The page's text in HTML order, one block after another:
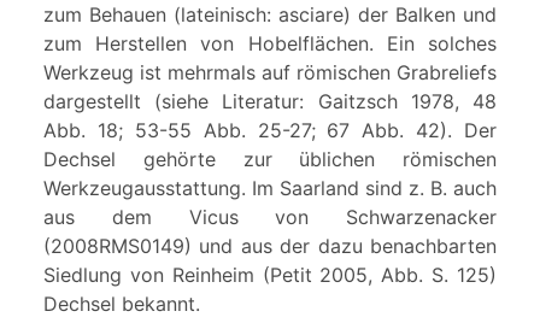
zum Behauen (lateinisch: asciare) der Balken und
zum Herstellen von Hobelflächen. Ein solches
Werkzeug ist mehrmals auf römischen Grabreliefs
dargestellt (siehe Literatur: Gaitzsch 1978, 48
Abb. 18; 53-55 Abb. 25-27; 67 Abb. 42). Der
Dechsel gehörte zur üblichen römischen
Werkzeugausstattung. Im Saarland sind z. B. auch
aus dem Vicus von Schwarzenacker
(2008RMS0149) und aus der dazu benachbarten
Siedlung von Reinheim (Petit 2005, Abb. S. 125)
Dechsel bekannt.